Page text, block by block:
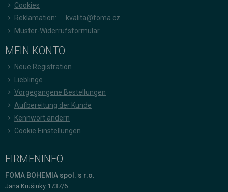
Cookies
Reklamation:
kvalita@foma.cz
Muster-Widerrufsformular
MEIN KONTO
Neue Registration
Lieblinge
Vorgegangene Bestellungen
Aufbereitung der Kunde
Kennwort ändern
Cookie Einstellungen
FIRMENINFO
FOMA BOHEMIA spol. s r.o.
Jana Krušinky 1737/6